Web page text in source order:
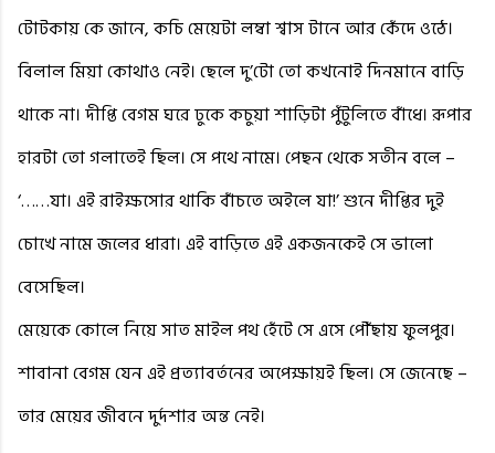
টোটকায় কে জানে, কচি মেয়েটা লম্বা শ্বাস টানে আর কেঁদে ওঠে।
বিলাল মিয়া কোথাও নেই। ছেলে দু’টো তো কখনোই দিনমানে বাড়ি
থাকে না। দীপ্তি বেগম ঘরে ঢুকে কচুয়া শাড়িটা পুঁটুলিতে বাঁধে। রূপার
হারটা তো গলাতেই ছিল। সে পথে নামে। পেছন থেকে সতীন বলে –
‘……যা। এই রাইক্ষসোর থাকি বাঁচতে অইলে যা!’ শুনে দীপ্তির দুই
চোখে নামে জলের ধারা। এই বাড়িতে এই একজনকেই সে ভালো
বেসেছিল।
মেয়েকে কোলে নিয়ে সাত মাইল পথ হেঁটে সে এসে পৌঁছায় ফুলপুর।
শাবানা বেগম যেন এই প্রত্যাবর্তনের অপেক্ষায়ই ছিল। সে জেনেছে –
তার মেয়ের জীবনে দুর্দশার অন্ত নেই।